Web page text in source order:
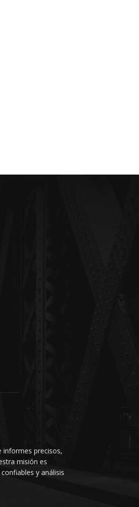
informes precisos,
misión es
y análisis